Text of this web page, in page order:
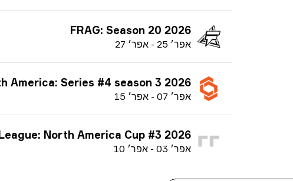
FRAG: Season 20 2026
אפר׳ 25
- אפר׳ 27
North America: Series #4 season 3 2026
אפר׳ 07
- אפר׳ 15
Challenger League: North America Cup #3 2026
אפר׳ 03
- אפר׳ 10